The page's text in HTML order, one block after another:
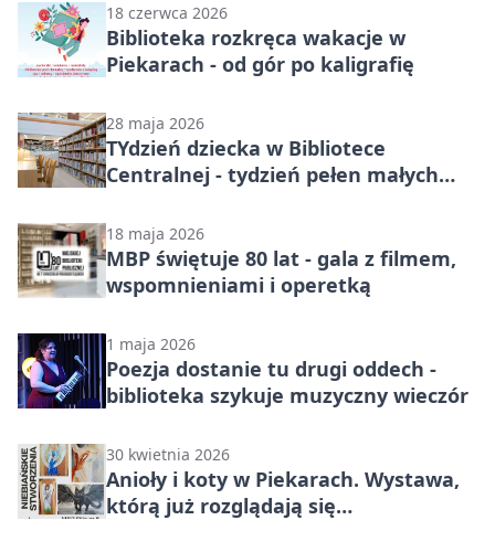
18 czerwca 2026
Biblioteka rozkręca wakacje w
Piekarach - od gór po kaligrafię
28 maja 2026
TYdzień dziecka w Bibliotece
Centralnej - tydzień pełen małych
18 maja 2026
MBP świętuje 80 lat - gala z filmem,
wspomnieniami i operetką
1 maja 2026
Poezja dostanie tu drugi oddech -
biblioteka szykuje muzyczny wieczór
30 kwietnia 2026
Anioły i koty w Piekarach. Wystawa,
którą już rozglądają się